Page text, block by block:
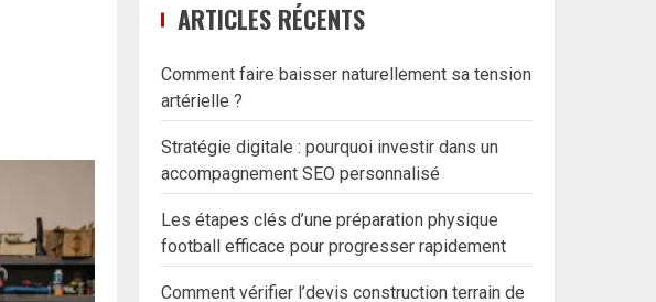
ARTICLES RÉCENTS
Comment faire baisser naturellement sa tension
artérielle ?
Stratégie digitale : pourquoi investir dans un
accompagnement SEO personnalisé
Les étapes clés d’une préparation physique
football efficace pour progresser rapidement
Comment vérifier l’devis construction terrain de